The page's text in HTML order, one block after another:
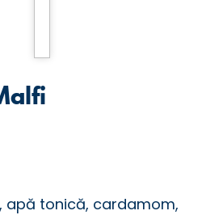
apă tonică, cardamom,